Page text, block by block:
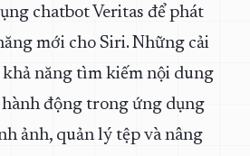
chatbot Veritas để phát
mới cho Siri. Những cải
khả năng tìm kiếm nội dung
hành động trong ứng dụng
ảnh, quản lý tệp và nâng